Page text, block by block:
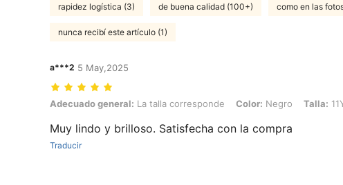
rapidez logística (3) de buena calidad (100+) como en las
nunca recibí este artículo (1)
a***2 5 May,2025
Adecuado general: La talla corresponde, Color: Negro, Talla: 11Y
Adecuado general: La talla corresponde Color: Negro Talla:
Muy lindo y brilloso. Satisfecha con la compra
Traducir